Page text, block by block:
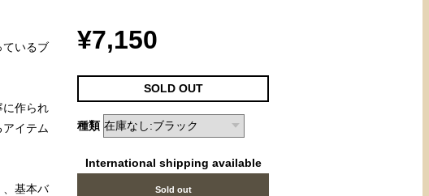
ているブ
に作られ
イテム
、基本バ
¥7,150
SOLD OUT
種類
International shipping available
Sold out